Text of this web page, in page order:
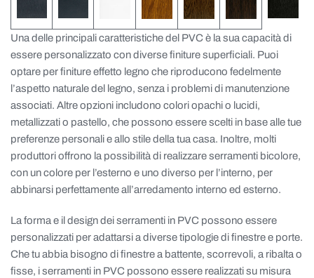
Una delle principali caratteristiche del PVC è la sua capacità di
essere personalizzato con diverse finiture superficiali. Puoi
optare per finiture effetto legno che riproducono fedelmente
l’aspetto naturale del legno, senza i problemi di manutenzione
associati. Altre opzioni includono colori opachi o lucidi,
metallizzati o pastello, che possono essere scelti in base alle tue
preferenze personali e allo stile della tua casa. Inoltre, molti
produttori offrono la possibilità di realizzare serramenti bicolore,
con un colore per l’esterno e uno diverso per l’interno, per
abbinarsi perfettamente all’arredamento interno ed esterno.
La forma e il design dei serramenti in PVC possono essere
personalizzati per adattarsi a diverse tipologie di finestre e porte.
Che tu abbia bisogno di finestre a battente, scorrevoli, a ribalta o
fisse, i serramenti in PVC possono essere realizzati su misura